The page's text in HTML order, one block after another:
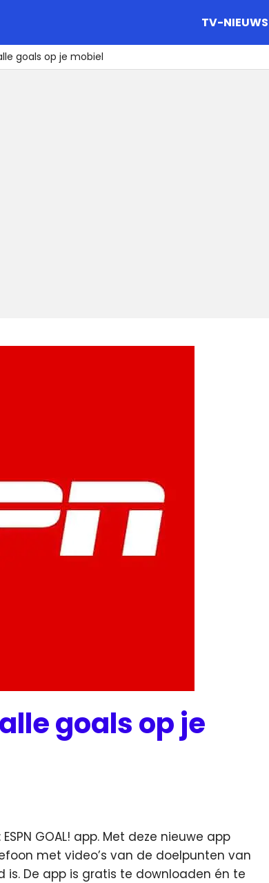
TV-NIEUWS
goals op je mobiel
goals op je
GOAL! app. Met deze nieuwe app
met video’s van de doelpunten van
De app is gratis te downloaden én te